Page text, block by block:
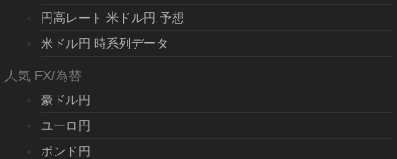
円高レート 米ドル円 予想
米ドル円 時系列データ
人気 FX/為替
豪ドル円
ユーロ円
ポンド円